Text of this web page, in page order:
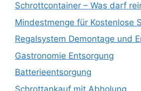
Schrottcontainer – Was darf
Mindestmenge für Kostenlose
Regalsystem Demontage und
Gastronomie Entsorgung
Batterieentsorgung
Schrottankauf mit Abholung